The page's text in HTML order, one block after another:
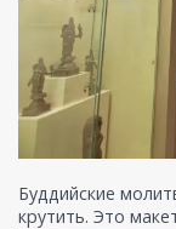
Буддийские
крутить. Это